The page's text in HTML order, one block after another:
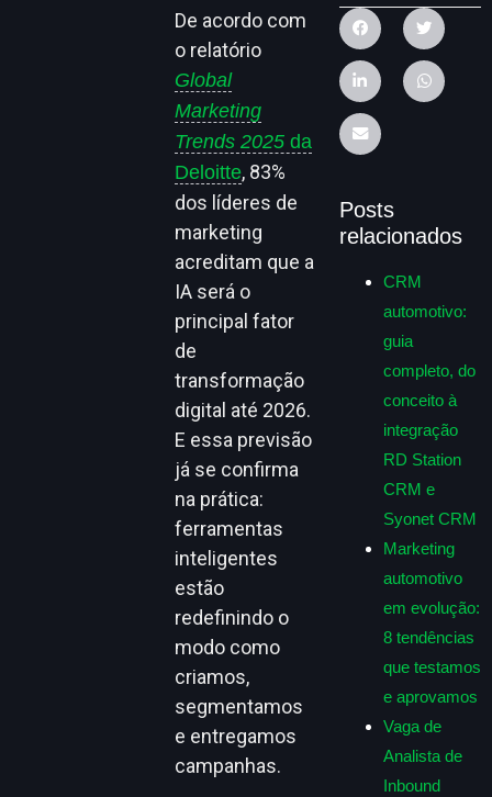
De acordo com
o relatório
Global
Marketing
Trends 2025 da
Deloitte, 83%
dos líderes de
marketing
acreditam que a
IA será o
principal fator
de
transformação
digital até 2026.
E essa previsão
já se confirma
na prática:
ferramentas
inteligentes
estão
redefinindo o
modo como
criamos,
segmentamos
e entregamos
campanhas.
Posts
relacionados
CRM
automotivo:
guia
completo, do
conceito à
integração
RD Station
CRM e
Syonet CRM
Marketing
automotivo
em evolução:
8 tendências
que testamos
e aprovamos
Vaga de
Analista de
Inbound